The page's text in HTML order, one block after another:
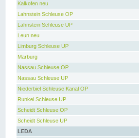
Kalkofen neu
Lahnstein Schleuse OP
Lahnstein Schleuse UP
Leun neu
Limburg Schleuse UP
Marburg
Nassau Schleuse OP
Nassau Schleuse UP
Niederbiel Schleuse Kanal OP
Runkel Schleuse UP
Scheidt Schleuse OP
Scheidt Schleuse UP
LEDA